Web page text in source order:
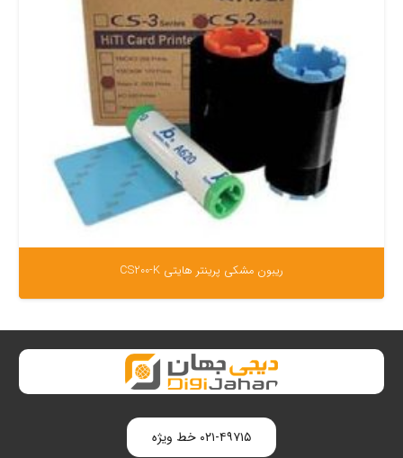
ریبون مشکی پرینتر هایتی CS200-K
۰۲۱-۴۹۷۱۵ خط ویژه